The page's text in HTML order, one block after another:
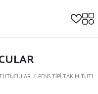
PENS TİPİ TAKIM